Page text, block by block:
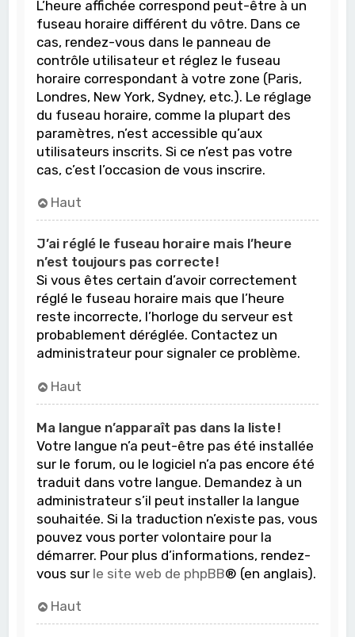
L’heure affichée correspond peut-être à un
fuseau horaire différent du vôtre. Dans ce
cas, rendez-vous dans le panneau de
contrôle utilisateur et réglez le fuseau
horaire correspondant à votre zone (Paris,
Londres, New York, Sydney, etc.). Le réglage
du fuseau horaire, comme la plupart des
paramètres, n’est accessible qu’aux
utilisateurs inscrits. Si ce n’est pas votre
cas, c’est l’occasion de vous inscrire.
Haut
J’ai réglé le fuseau horaire mais l’heure
n’est toujours pas correcte !
Si vous êtes certain d’avoir correctement
réglé le fuseau horaire mais que l’heure
reste incorrecte, l’horloge du serveur est
probablement déréglée. Contactez un
administrateur pour signaler ce problème.
Haut
Ma langue n’apparaît pas dans la liste !
Votre langue n’a peut-être pas été installée
sur le forum, ou le logiciel n’a pas encore été
traduit dans votre langue. Demandez à un
administrateur s’il peut installer la langue
souhaitée. Si la traduction n’existe pas, vous
pouvez vous porter volontaire pour la
démarrer. Pour plus d’informations, rendez-
vous sur le site web de phpBB® (en anglais).
Haut